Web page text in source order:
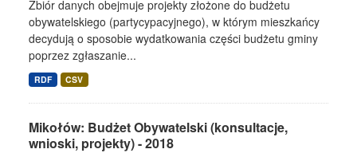
Zbiór danych obejmuje projekty złożone do budżetu
obywatelskiego (partycypacyjnego), w którym mieszkańcy
decydują o sposobie wydatkowania części budżetu gminy
poprzez zgłaszanie...
RDF CSV
Mikołów: Budżet Obywatelski (konsultacje,
wnioski, projekty) - 2018